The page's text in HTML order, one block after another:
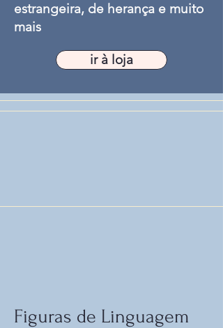
estrangeira, de herança e muito
mais
ir à loja
Figuras de Linguagem